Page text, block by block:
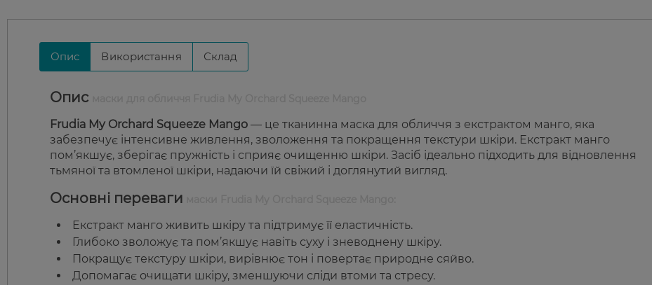
Опис Використання Склад
Опис
Frudia My Orchard Squeeze Mango — це тканинна маска для обличчя з екстрактом манго, яка
забезпечує інтенсивне живлення, зволоження та покращення текстури шкіри. Екстракт манго
пом’якшує, зберігає пружність і сприяє очищенню шкіри. Засіб ідеально підходить для відновлення
тьмяної та втомленої шкіри, надаючи їй свіжий і доглянутий вигляд.
Основні переваги
Екстракт манго живить шкіру та підтримує її еластичність.
Глибоко зволожує та пом’якшує навіть суху і зневоднену шкіру.
Покращує текстуру шкіри, вирівнює тон і повертає природне сяйво.
Допомагає очищати шкіру, зменшуючи сліди втоми та стресу.